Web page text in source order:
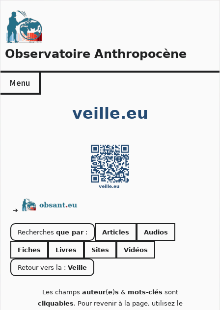
to
content
Observatoire Anthropocène
Menu
veille.eu
➔
Recherches que par: Articles Audios
Fiches Livres Sites Vidéos
Retour vers la : Veille
Les champs auteur(e)s & mots-clés sont
cliquables. Pour revenir à la page, utilisez le